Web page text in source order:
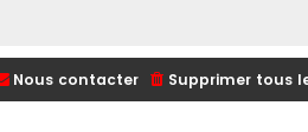
Supprimer tous
Nous contacter